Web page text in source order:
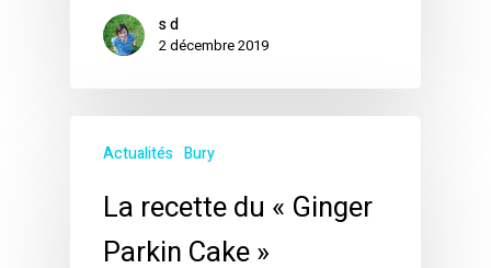
s d
2 décembre 2019
Actualités Bury
La recette du « Ginger
Parkin Cake »